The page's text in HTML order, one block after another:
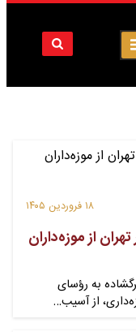
۱۸ فروردین ۱۴۰۵
از موزه‌داران
به رؤسای
از آسیب…